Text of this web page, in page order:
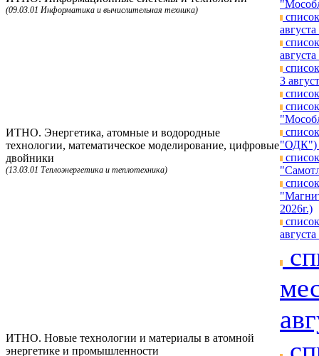
(09.03.01 Информатика и вычислительная техника)
ИТНО. Энергетика, атомные и водородные
технологии, математическое моделирование, цифровые
двойники
(13.03.01 Теплоэнергетика и теплотехника)
3
"ОДК")
2026г.)
ИТНО. Новые технологии и материалы в атомной
энергетике и промышленности